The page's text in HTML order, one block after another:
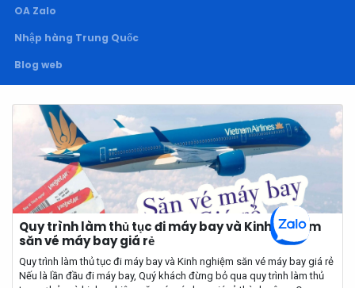
OA Zalo
Nhập hàng Trung Quốc
Blog web
Quy trình làm thủ tục đi máy bay và Kinh nghiệm
săn vé máy bay giá rẻ
Quy trình làm thủ tục đi máy bay và Kinh nghiệm săn vé máy bay giá rẻ
Nếu là lần đầu đi máy bay, Quý khách đừng bỏ qua quy trình làm thủ